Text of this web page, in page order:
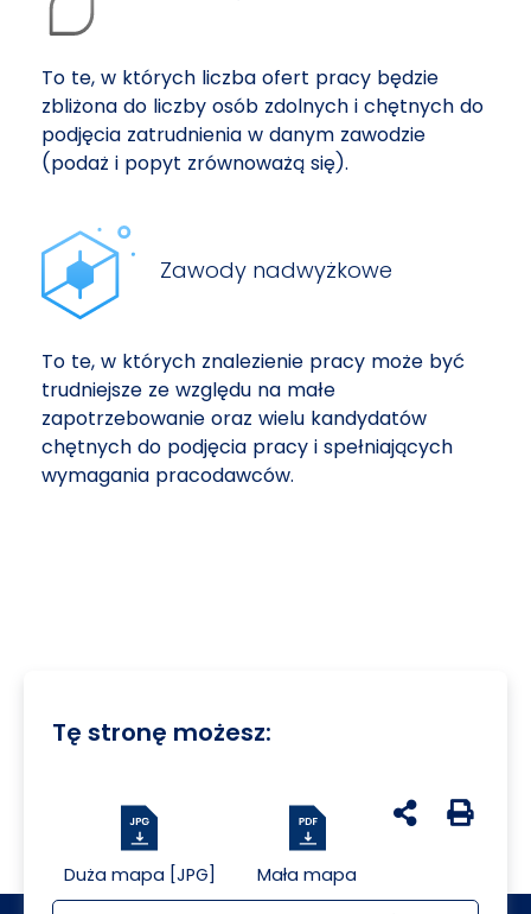
To te, w których liczba ofert pracy będzie
zbliżona do liczby osób zdolnych i chętnych do
podjęcia zatrudnienia w danym zawodzie
(podaż i popyt zrównoważą się).
Zawody nadwyżkowe
To te, w których znalezienie pracy może być
trudniejsze ze względu na małe
zapotrzebowanie oraz wielu kandydatów
chętnych do podjęcia pracy i spełniających
wymagania pracodawców.
Tę stronę możesz:
Duża mapa [JPG] Mała mapa
udostępnij na
Generuj